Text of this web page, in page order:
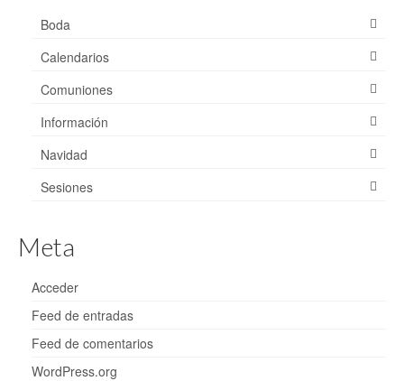
Boda
Calendarios
Comuniones
Información
Navidad
Sesiones
Meta
Acceder
Feed de entradas
Feed de comentarios
WordPress.org